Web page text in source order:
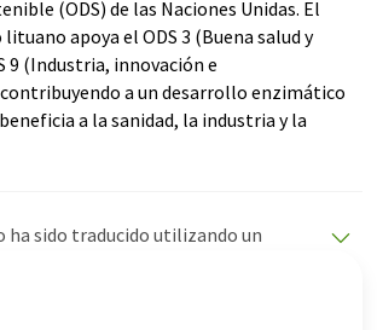
(ODS) de las Naciones Unidas. El
apoya el ODS 3 (Buena salud y
9 (Industria, innovación e
a un desarrollo enzimático
a la sanidad, la industria y la
ha sido traducido utilizando un
automáticas para presentar